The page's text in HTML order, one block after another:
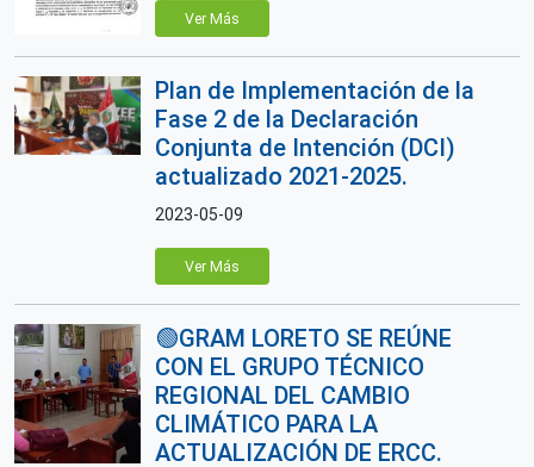
Ver Más
Plan de Implementación de la
Fase 2 de la Declaración
Conjunta de Intención (DCI)
actualizado 2021-2025.
2023-05-09
Ver Más
🟢GRAM LORETO SE REÚNE
CON EL GRUPO TÉCNICO
REGIONAL DEL CAMBIO
CLIMÁTICO PARA LA
ACTUALIZACIÓN DE ERCC.